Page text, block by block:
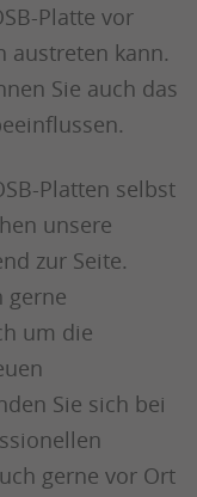
Platte vor
austreten kann.
Sie auch das
Platten selbst
unsere
zur Seite.
gerne
um die
Sie sich bei
gerne vor Ort